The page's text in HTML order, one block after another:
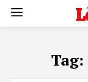
Tag: